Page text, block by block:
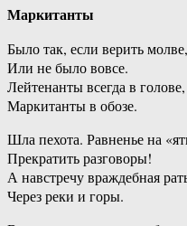
Маркитанты
Было так, если верить молве,
Или не было вовсе.
Лейтенанты всегда в голове,
Маркитанты в обозе.
Шла пехота. Равненье на
Прекратить разговоры!
А навстречу враждебная
Через реки и горы.